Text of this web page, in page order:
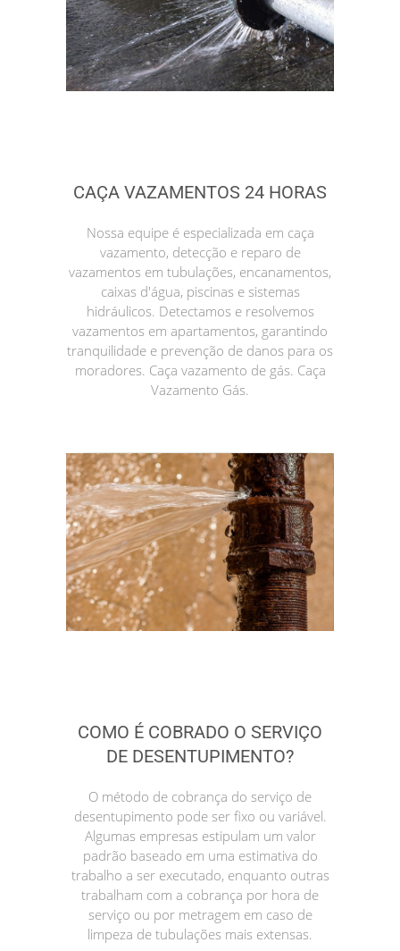
CAÇA VAZAMENTOS 24 HORAS
Nossa equipe é especializada em caça
vazamento, detecção e reparo de
vazamentos em tubulações, encanamentos,
caixas d'água, piscinas e sistemas
hidráulicos. Detectamos e resolvemos
vazamentos em apartamentos, garantindo
tranquilidade e prevenção de danos para os
moradores. Caça vazamento de gás. Caça
Vazamento Gás.
COMO É COBRADO O SERVIÇO
DE DESENTUPIMENTO?
O método de cobrança do serviço de
desentupimento pode ser fixo ou variável.
Algumas empresas estipulam um valor
padrão baseado em uma estimativa do
trabalho a ser executado, enquanto outras
trabalham com a cobrança por hora de
serviço ou por metragem em caso de
limpeza de tubulações mais extensas.